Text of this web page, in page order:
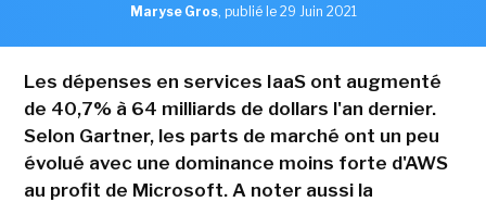
Maryse Gros, publié le 29 Juin 2021
Les dépenses en services IaaS ont augmenté
de 40,7% à 64 milliards de dollars l'an dernier.
Selon Gartner, les parts de marché ont un peu
évolué avec une dominance moins forte d'AWS
au profit de Microsoft. A noter aussi la